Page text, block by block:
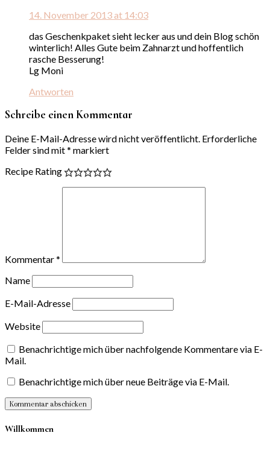
14. November 2013 at 14:03
das Geschenkpaket sieht lecker aus und dein Blog schön
winterlich! Alles Gute beim Zahnarzt und hoffentlich
rasche Besserung!
Lg Moni
Antworten
Schreibe einen Kommentar
Deine E-Mail-Adresse wird nicht veröffentlicht. Erforderliche
Felder sind mit* markiert
Recipe Rating
Kommentar*
Name
E-Mail-Adresse
Website
Benachrichtige mich über nachfolgende Kommentare via E-
Mail.
Benachrichtige mich über neue Beiträge via E-Mail.
Willkommen